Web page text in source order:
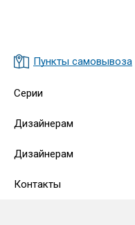
Пункты самовывоза
Серии
Дизайнерам
Дизайнерам
Контакты